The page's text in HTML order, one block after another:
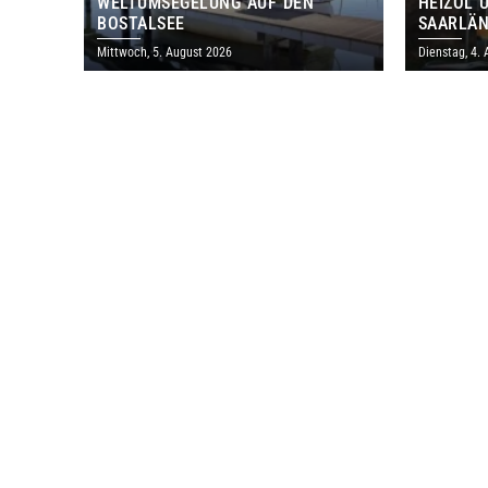
BOSTALSEE
Mittwoch, 5. August 2026
IM JULI
Dienstag, 4.